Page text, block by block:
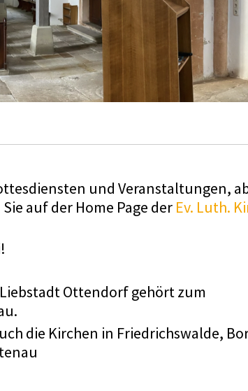
und Veranstaltungen,
auf der Home Page der Ev. Luth.
Ottendorf gehört zum
die Kirchen in Friedrichswalde,